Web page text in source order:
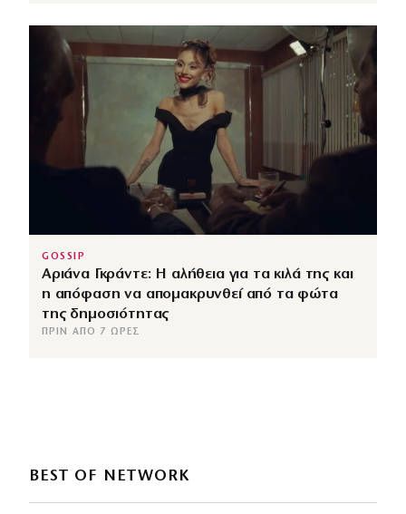
GOSSIP
Αριάνα Γκράντε: Η αλήθεια για τα κιλά της και
η απόφαση να απομακρυνθεί από τα φώτα
της δημοσιότητας
ΠΡΙΝ ΑΠΌ 7 ΏΡΕΣ
BEST OF NETWORK